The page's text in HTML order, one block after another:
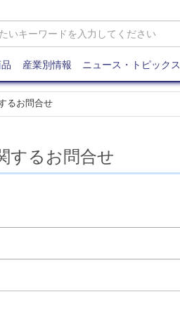
産業別情報 ニュース・トピックス
るお問合せ
するお問合せ